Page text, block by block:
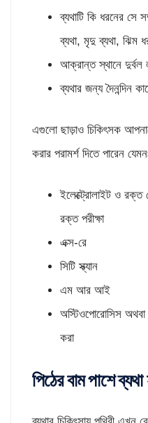
ব্যথাটি কি ধরনের সে
ব্যথা, মৃদু ব্যথা, ঝিম
আক্রান্ত স্থানে দুর্বল
ব্যথার জন্য দৈনন্দিন
এগুলো ছাড়াও চিকিৎসক
করার পরামর্শ দিতে পারেন
ইলেক্ট্রোলাইট ও রক্ত
রক্ত পরীক্ষা
এক্স-রে
সিটি স্ক্যান
এম আর আই
অস্টিওপোরোসিস অথবা
করা
পিঠের বাম পাশে